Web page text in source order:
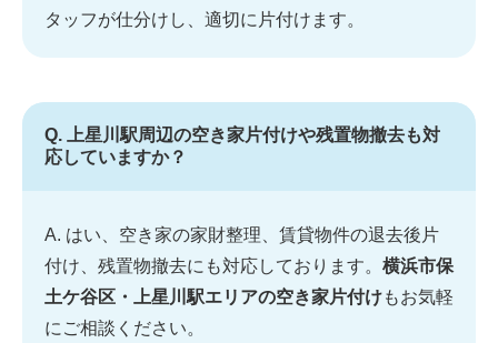
タッフが仕分けし、適切に片付けます。
Q. 上星川駅周辺の空き家片付けや残置物撤去も対
応していますか？
A. はい、空き家の家財整理、賃貸物件の退去後片
付け、残置物撤去にも対応しております。 横浜市保
土ケ谷区・上星川駅エリアの空き家片付けもお気軽
にご相談ください。